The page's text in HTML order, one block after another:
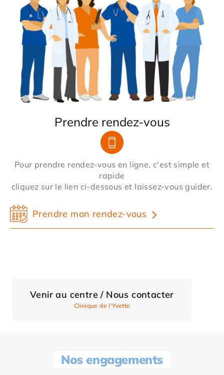
Prendre rendez-vous
Pour prendre rendez-vous en ligne, c'est simple et
rapide
cliquez sur le lien ci-dessous et laissez-vous guider.
Prendre mon rendez-vous
Venir au centre / Nous contacter
Clinique de l'Yvette
Nos engagements